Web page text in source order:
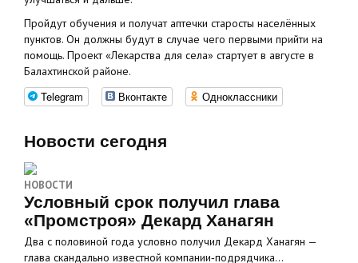
Пройдут обучения и получат аптечки старосты населённых
пунктов. Он должны будут в случае чего первыми прийти на
помощь. Проект «Лекарства для села» стартует в августе в
Балахтинской районе.
Telegram Вконтакте Одноклассники
Новости сегодня
НОВОСТИ
Условный срок получил глава
«Промстроя» Декард Ханагян
Два с половиной года условно получил Декард Ханагян —
глава скандально известной компании‑подрядчика…